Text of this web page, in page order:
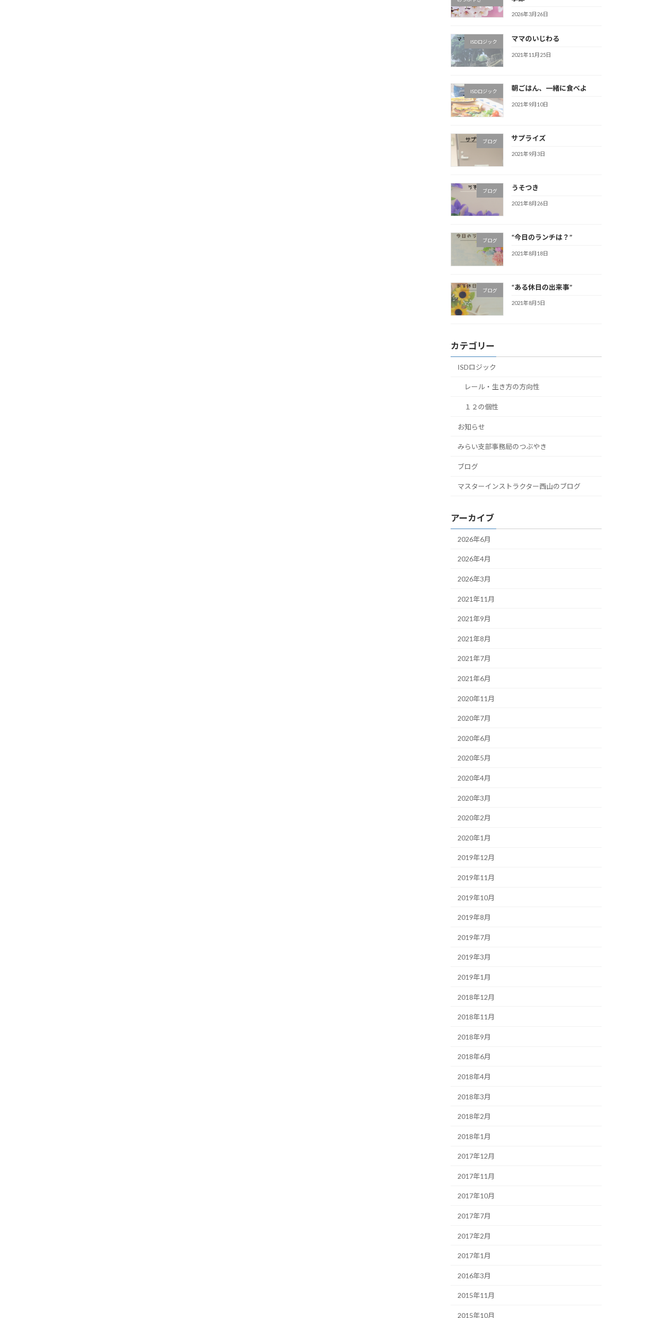
2026年3月26日
ISDロジック ママのいじわる
2021年11月25日
ISDロジック 朝ごはん、一緒に食べよ
2021年9月10日
ブログ サプライズ
2021年9月3日
ブログ うそつき
2021年8月26日
ブログ “今日のランチは？”
2021年8月18日
ブログ “ある休日の出来事”
2021年8月5日
カテゴリー
ISDロジック
レール・生き方の方向性
１２の個性
お知らせ
みらい支部事務局のつぶやき
ブログ
マスターインストラクター西山のブログ
アーカイブ
2026年6月
2026年4月
2026年3月
2021年11月
2021年9月
2021年8月
2021年7月
2021年6月
2020年11月
2020年7月
2020年6月
2020年5月
2020年4月
2020年3月
2020年2月
2020年1月
2019年12月
2019年11月
2019年10月
2019年8月
2019年7月
2019年3月
2019年1月
2018年12月
2018年11月
2018年9月
2018年6月
2018年4月
2018年3月
2018年2月
2018年1月
2017年12月
2017年11月
2017年10月
2017年7月
2017年2月
2017年1月
2016年3月
2015年11月
2015年10月